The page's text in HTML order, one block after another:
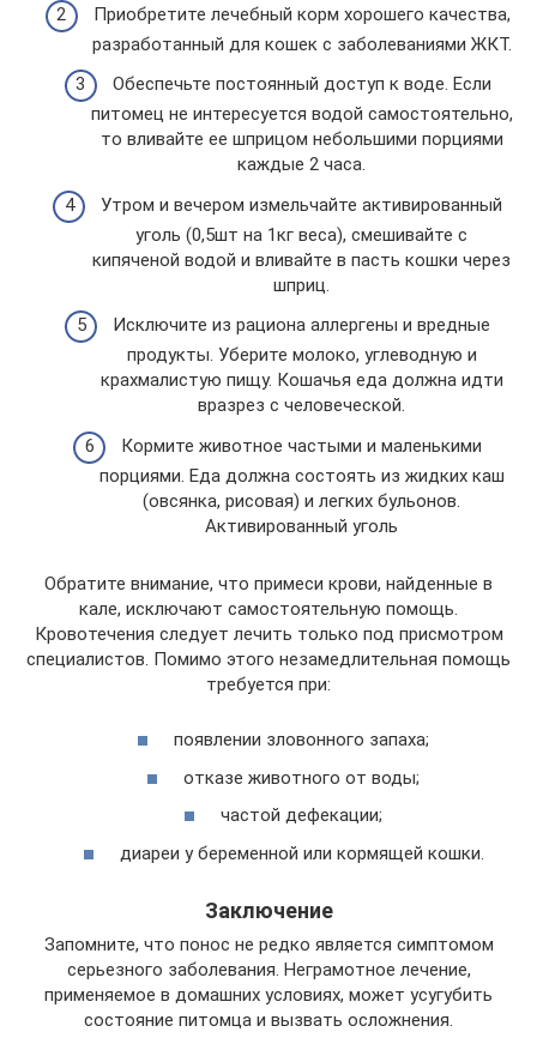
Приобретите лечебный корм хорошего качества,
разработанный для кошек с заболеваниями ЖКТ.
Обеспечьте постоянный доступ к воде. Если
питомец не интересуется водой самостоятельно,
то вливайте ее шприцом небольшими порциями
каждые 2 часа.
Утром и вечером измельчайте активированный
уголь (0,5шт на 1кг веса), смешивайте с
кипяченой водой и вливайте в пасть кошки через
шприц.
Исключите из рациона аллергены и вредные
продукты. Уберите молоко, углеводную и
крахмалистую пищу. Кошачья еда должна идти
вразрез с человеческой.
Кормите животное частыми и маленькими
порциями. Еда должна состоять из жидких каш
(овсянка, рисовая) и легких бульонов.
Активированный уголь
Обратите внимание, что примеси крови, найденные в
кале, исключают самостоятельную помощь.
Кровотечения следует лечить только под присмотром
специалистов. Помимо этого незамедлительная помощь
требуется при:
появлении зловонного запаха;
отказе животного от воды;
частой дефекации;
диареи у беременной или кормящей кошки.
Заключение
Запомните, что понос не редко является симптомом
серьезного заболевания. Неграмотное лечение,
применяемое в домашних условиях, может усугубить
состояние питомца и вызвать осложнения.